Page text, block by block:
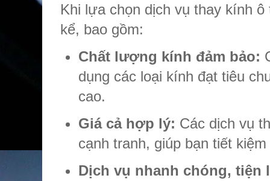
Khi lựa chọn dịch vụ thay kính
kể, bao gồm:
Chất lượng kính đảm bảo:
dụng các loại kính đạt tiêu
cao.
Giá cả hợp lý: Các dịch vụ
cạnh tranh, giúp bạn tiết
Dịch vụ nhanh chóng, tiện